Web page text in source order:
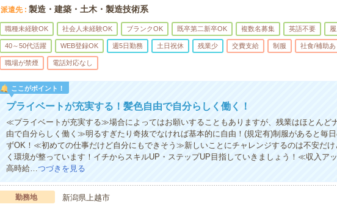
派遣先 製造・建築・土木・製造技術系
職種未経験OK 社会人未経験OK ブランクOK 既卒第二新卒OK 複数名募集 英語不要
40～50代活躍 WEB登録OK 週5日勤務 土日祝休 残業少 交費支給 制服 社食/補助あ
職場が禁煙 電話対応なし
ここがポイント！
プライベートが充実する！髪色自由で自分らしく働く！
≪プライベートが充実する≫場合によってはお願いすることもありますが、残業はほとんど
由で自分らしく働く≫明るすぎたり奇抜でなければ基本的に自由！(規定有)制服があると毎
ずOK！≪初めての仕事だけど自分にもできそう≫新しいことにチャレンジするのは不安だけ
く環境が整っています！イチからスキルUP・ステップUP目指していきましょう！≪収入ア
高時給…つづきを見る
勤務地 新潟県上越市